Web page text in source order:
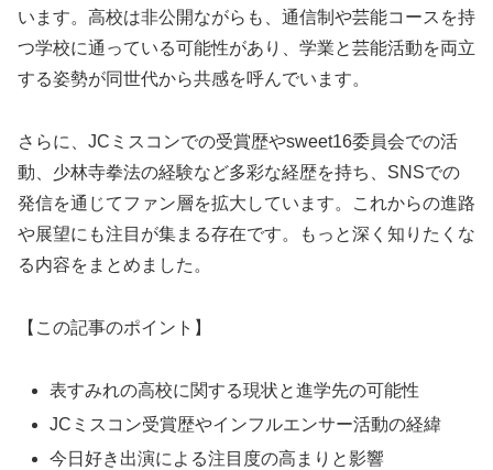
います。高校は非公開ながらも、通信制や芸能コースを持
つ学校に通っている可能性があり、学業と芸能活動を両立
する姿勢が同世代から共感を呼んでいます。
さらに、JCミスコンでの受賞歴やsweet16委員会での活
動、少林寺拳法の経験など多彩な経歴を持ち、SNSでの
発信を通じてファン層を拡大しています。これからの進路
や展望にも注目が集まる存在です。もっと深く知りたくな
る内容をまとめました。
【この記事のポイント】
表すみれの高校に関する現状と進学先の可能性
JCミスコン受賞歴やインフルエンサー活動の経緯
今日好き出演による注目度の高まりと影響